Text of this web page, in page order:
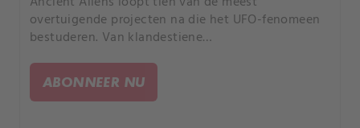
overtuigende projecten na die het UFO-fenomeen
bestuderen. Van klandestiene
getuigen het zwijgen opleggen en geheime
programma's om buitenaardse technologie te
winnen.
ABONNEER NU